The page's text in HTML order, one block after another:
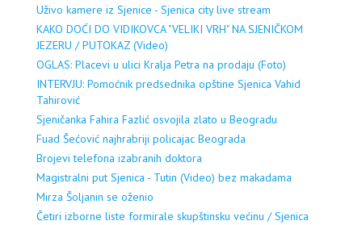
Uživo kamere iz Sjenice - Sjenica city live stream
KAKO DOĆI DO VIDIKOVCA "VELIKI VRH" NA SJENIČKOM
JEZERU / PUTOKAZ (Video)
OGLAS: Placevi u ulici Kralja Petra na prodaju (Foto)
INTERVJU: Pomoćnik predsednika opštine Sjenica Vahid
Tahirović
Sjeničanka Fahira Fazlić osvojila zlato u Beogradu
Fuad Šećović najhrabriji policajac Beograda
Brojevi telefona izabranih doktora
Magistralni put Sjenica - Tutin (Video) bez makadama
Mirza Šoljanin se oženio
Četiri izborne liste formirale skupštinsku većinu / Sjenica